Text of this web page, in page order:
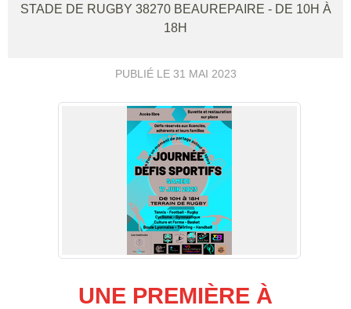
STADE DE RUGBY 38270 BEAUREPAIRE - DE 10H À
18H
PUBLIÉ LE 31 MAI 2023
UNE PREMIÈRE À